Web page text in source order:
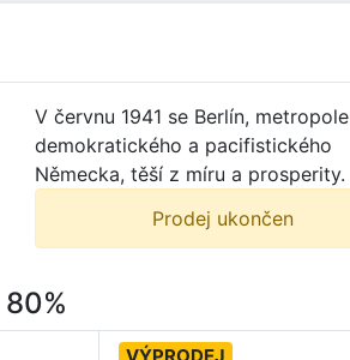
V červnu 1941 se Berlín, metropole
demokratického a pacifistického
Německa, těší z míru a prosperity.
Prodej ukončen
VÝPRODEJ